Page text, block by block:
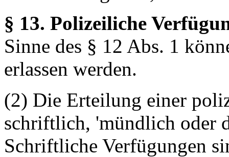
§ 13. Polizeiliche
Sinne des § 12 Abs. 1
erlassen werden.
(2) Die Erteilung einer
schriftlich, 'mündlich oder
Schriftliche Verfügungen